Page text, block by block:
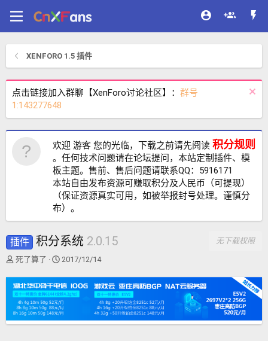
XENFORO 1.5 插件
点击链接加入群聊【XenForo讨论社区】： 群号
1:143277648
欢迎 游客 您的光临，下载之前请先阅读 积分规则
。任何技术问题请在论坛提问，本站定制插件、模
板主题。售前、售后问题请联系QQ：5916171
本站自由发布资源可赚取积分及人民币（可提现）
（保证资源真实可用，如被举报封号处理。谨慎分
布）。
插件 积分系统 2.0.15
无下载权限
主
发
起
人
死了算了
开
时
间
2017/12/14